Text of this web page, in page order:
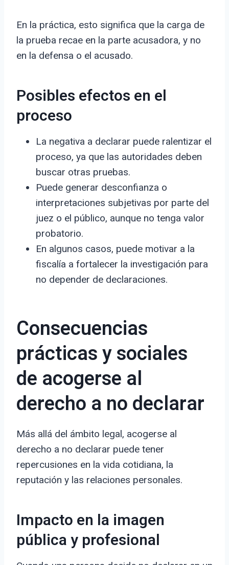
En la práctica, esto significa que la carga de
la prueba recae en la parte acusadora, y no
en la defensa o el acusado.
Posibles efectos en el
proceso
La negativa a declarar puede ralentizar el
proceso, ya que las autoridades deben
buscar otras pruebas.
Puede generar desconfianza o
interpretaciones subjetivas por parte del
juez o el público, aunque no tenga valor
probatorio.
En algunos casos, puede motivar a la
fiscalía a fortalecer la investigación para
no depender de declaraciones.
Consecuencias
prácticas y sociales
de acogerse al
derecho a no declarar
Más allá del ámbito legal, acogerse al
derecho a no declarar puede tener
repercusiones en la vida cotidiana, la
reputación y las relaciones personales.
Impacto en la imagen
pública y profesional